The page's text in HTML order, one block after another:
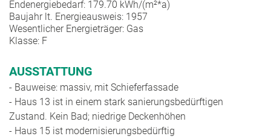
Endenergiebedarf: 179.70 kWh/(m²*a)
Baujahr lt. Energieausweis: 1957
Wesentlicher Energieträger: Gas
Klasse: F
AUSSTATTUNG
- Bauweise: massiv, mit Schieferfassade
- Haus 13 ist in einem stark sanierungsbedürftigen
Zustand. Kein Bad; niedrige Deckenhöhen
- Haus 15 ist modernisierungsbedürftig